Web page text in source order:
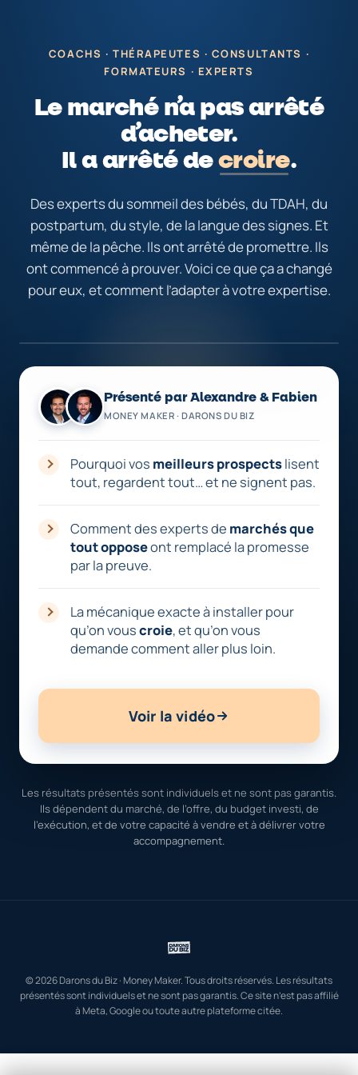
COACHS · THÉRAPEUTES · CONSULTANTS ·
FORMATEURS · EXPERTS
Le marché n’a pas arrêté
d’acheter.
Il a arrêté decroire.
Des experts du sommeil des bébés, du TDAH, du
postpartum, du style, de la langue des signes. Et
même de la pêche. Ils ont arrêté de promettre. Ils
ont commencé à prouver. Voici ce que ça a changé
pour eux, et comment l’adapter à votre expertise.
Présenté par Alexandre & Fabien
MONEY MAKER · DARONS DU BIZ
Pourquoi vos meilleurs prospectslisent
tout, regardent tout… et ne signent pas.
Comment des experts de marchés que
tout opposeont remplacé la promesse
par la preuve.
La mécanique exacte à installer pour
qu’on vouscroie, et qu’on vous
demande comment aller plus loin.
Voir la vidéo
Les résultats présentés sont individuels et ne sont pas garantis.
Ils dépendent du marché, de l’offre, du budget investi, de
l’exécution, et de votre capacité à vendre et à délivrer votre
accompagnement.
© 2026 Darons du Biz · Money Maker. Tous droits réservés. Les résultats
présentés sont individuels et ne sont pas garantis. Ce site n’est pas affilié
à Meta, Google ou toute autre plateforme citée.